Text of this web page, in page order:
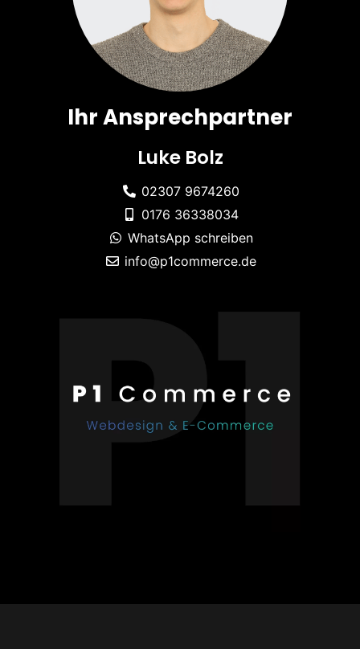
Ihr Ansprechpartner
Luke Bolz
02307 9674260
0176 36338034
WhatsApp schreiben
info@p1commerce.de